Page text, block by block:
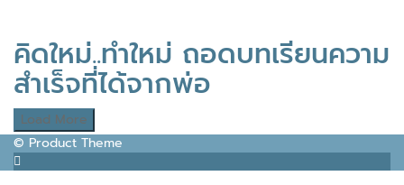
คิดใหม่..ทำใหม่ ถอดบทเรียนความ
สำเร็จที่ได้จากพ่อ
Load More
© Product Theme